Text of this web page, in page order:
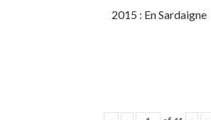
2015 : En Sardaigne